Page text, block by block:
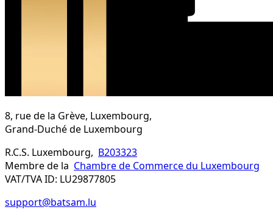
8, rue de la Grève, Luxembourg,
Grand-Duché de Luxembourg
R.C.S. Luxembourg, B203323
Membre de la Chambre de Commerce du Luxembourg
VAT/TVA ID: LU29877805
support@batsam.lu